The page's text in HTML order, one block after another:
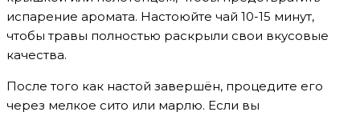
испарение аромата. Настоюйте чай 10-15 минут,
чтобы травы полностью раскрыли свои вкусовые
качества.
После того как настой завершён, процедите его
через мелкое сито или марлю. Если вы